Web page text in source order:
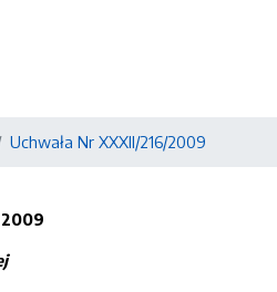
Uchwała Nr XXXII/216/2009
2009